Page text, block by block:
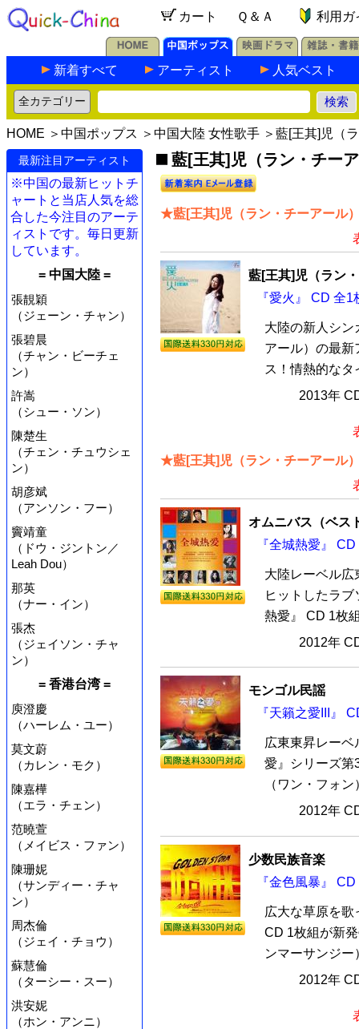
カート Ｑ＆Ａ 利用ガ
新着すべて アーティスト 人気ベスト
HOME ＞ 中国ポップス ＞ 中国大陸 女性歌手 ＞藍[王其]児（
最新注目アーティスト
※中国の最新ヒットチ
ャートと当店人気を総
合した今注目のアーテ
ィストです。毎日更新
しています。
= 中国大陸 =
張靚穎
（ジェーン・チャン）
張碧晨
（チャン・ビーチェ
ン）
許嵩
（シュー・ソン）
陳楚生
（チェン・チュウシェ
ン）
胡彦斌
（アンソン・フー）
竇靖童
（ドウ・ジントン／
Leah Dou）
那英
（ナー・イン）
張杰
（ジェイソン・チャ
ン）
= 香港台湾 =
庾澄慶
（ハーレム・ユー）
莫文蔚
（カレン・モク）
陳嘉樺
（エラ・チェン）
范曉萱
（メイビス・ファン）
陳珊妮
（サンディー・チャ
ン）
周杰倫
（ジェイ・チョウ）
蘇慧倫
（ターシー・スー）
洪安妮
（ホン・アンニ）
藍[王其]児（ラン・チー
★藍[王其]児（ラン・チーアール
藍[王其]児（ラン
『愛火』 CD 全1
大陸の新人シン
アール）の最新
ス！情熱的なタ
2013年
★藍[王其]児（ラン・チーアール
オムニバス（ベス
『全城熱愛』
大陸レーベル広
ヒットしたラ
熱愛』 CD 1枚
2012年
モンゴル民謡
『天籟之愛III』
広東東昇レーベ
愛』シリーズ第
（ワン・フォ
2012年
少数民族音楽
『金色風暴』
広大な草原を
CD 1枚組が新
ンマーサンジ
2012年